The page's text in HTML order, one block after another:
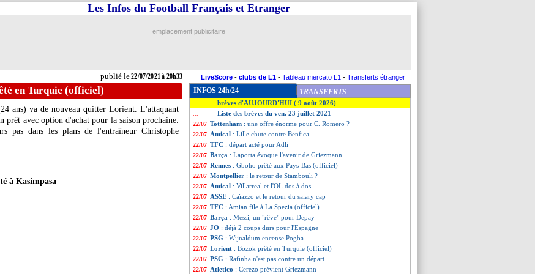
publié le22/07/2021 à 20h33
Les Infos du Football Français et Etranger
emplacement publicitaire
LiveScore - clubs de L1 - Tableau mercato L1 - Transferts étranger
en Turquie (officiel)
ans) va de nouveau quitter Lorient. L'attaquant
avec option d'achat pour la saison prochaine.
pas dans les plans de l'entraîneur Christophe
à Kasimpasa
INFOS 24h/24 TRANSFERTS
brèves d'AUJOURD'HUI ( 9 août 2026)
Liste des brèves du ven. 23 juillet 2021
22/07 Tottenham : une offre énorme pour C. Romero ?
22/07 Amical : Lille chute contre Benfica
22/07 TFC : départ acté pour Adli
22/07 Barça : Laporta évoque l'avenir de Griezmann
22/07 Rennes : Gboho prêté aux Pays-Bas (officiel)
22/07 Montpellier : le retour de Stambouli ?
22/07 Amical : Villarreal et l'OL dos à dos
22/07 ASSE : Caïazzo et le retour du salary cap
22/07 TFC : Amian file à La Spezia (officiel)
22/07 Barça : Messi, un "rêve" pour Depay
22/07 JO : déjà 2 coups durs pour l'Espagne
22/07 PSG : Wijnaldum encense Pogba
22/07 Lorient : Bozok prêté en Turquie (officiel)
22/07 PSG : Rafinha n'est pas contre un départ
22/07 Atletico : Cerezo prévient Griezmann